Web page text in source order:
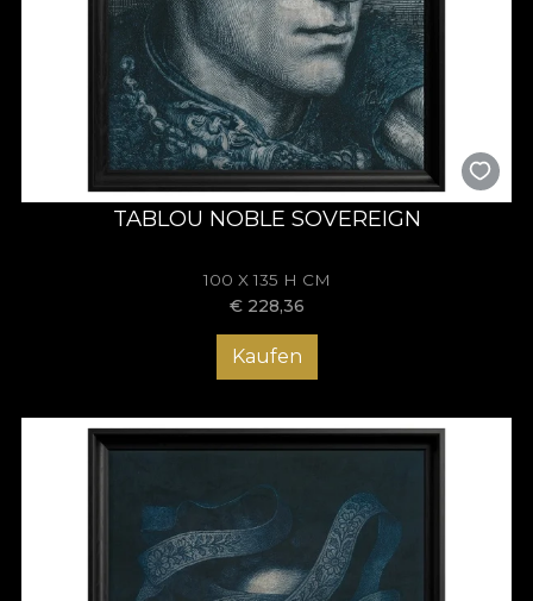
TABLOU NOBLE SOVEREIGN
100 X 135 H CM
€ 228,36
Kaufen